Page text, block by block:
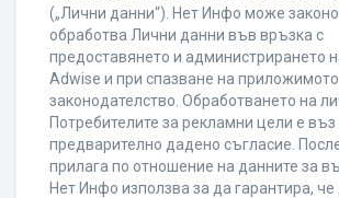
(„Лични данни“). Нет Инфо може
обработва Лични данни във връзка с
предоставянето и администрирането
Adwise и при спазване на приложимото
законодателство. Обработването на
Потребителите за рекламни цели е въз
предварително дадено съгласие.
прилага по отношение на данните за
Нет Инфо използва за да гарантира,